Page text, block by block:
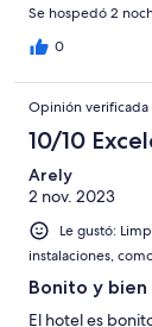
Se hospedó 2
0
Opinión verificada
10/10
Arely
2 nov. 2023
Le gustó:
instalaciones,
Bonito y bien
El hotel es